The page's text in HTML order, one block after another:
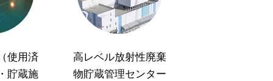
使用済
貯蔵施
高レベル放射性廃棄
物貯蔵管理センター